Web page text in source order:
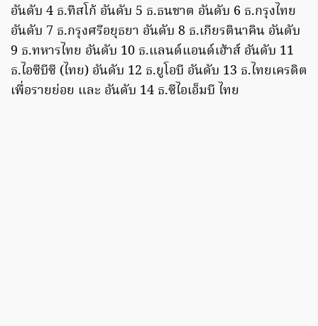
อันดับ 4 ธ.ทิสโก้ อันดับ 5 ธ.ธนชาต อันดับ 6 ธ.กรุงไทย
อันดับ 7 ธ.กรุงศรีอยุธยา อันดับ 8 ธ.เกียรตินาคิน อันดับ
9 ธ.ทหารไทย อันดับ 10 ธ.แลนด์แอนด์เฮ้าส์ อันดับ 11
ธ.ไอซีบีซี (ไทย) อันดับ 12 ธ.ยูโอบี อันดับ 13 ธ.ไทยเครดิต
เพื่อรายย่อย และ อันดับ 14 ธ.ซีไอเอ็มบี ไทย